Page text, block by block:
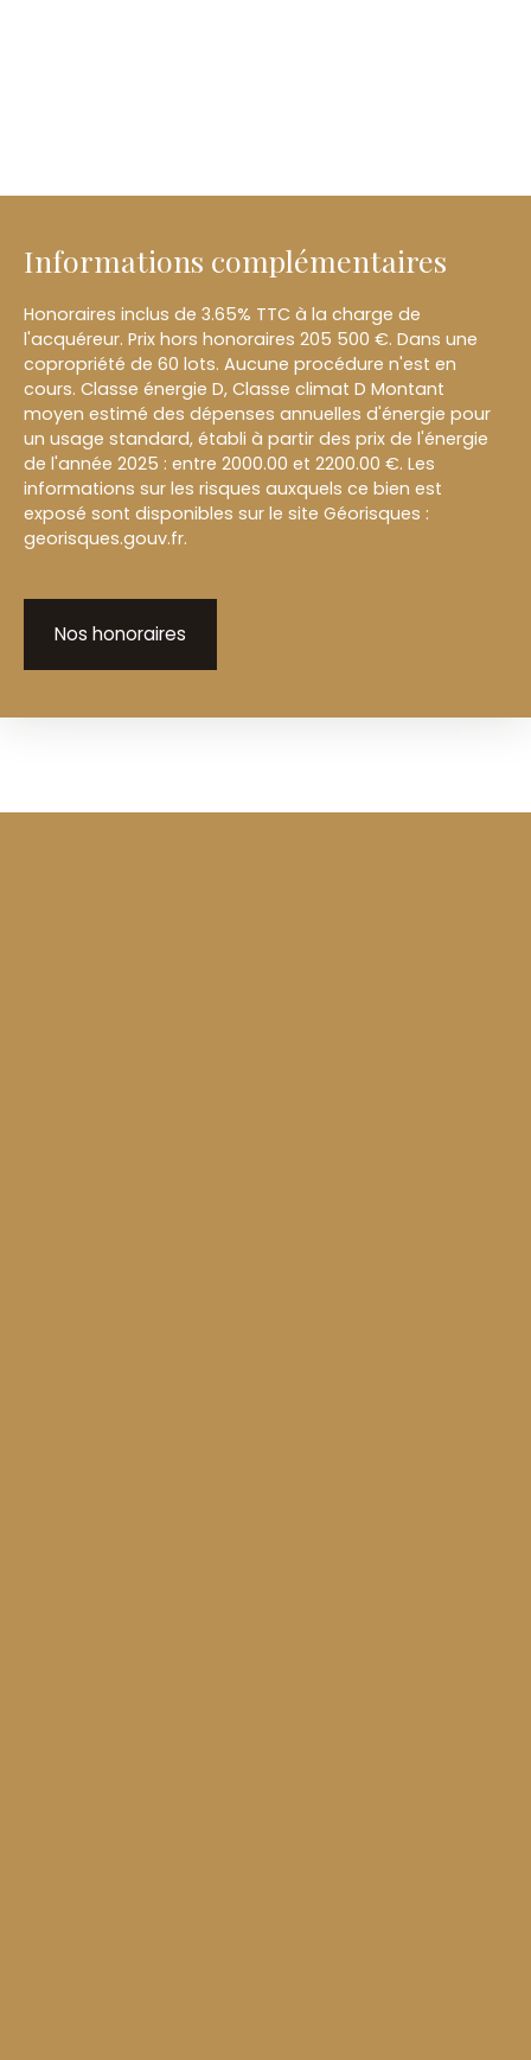
Informations complémentaires
Honoraires inclus de 3.65% TTC à la charge de
l'acquéreur. Prix hors honoraires 205 500 €. Dans une
copropriété de 60 lots. Aucune procédure n'est en
cours. Classe énergie D, Classe climat D Montant
moyen estimé des dépenses annuelles d'énergie pour
un usage standard, établi à partir des prix de l'énergie
de l'année 2025 : entre 2000.00 et 2200.00 €. Les
informations sur les risques auxquels ce bien est
exposé sont disponibles sur le site Géorisques :
georisques.gouv.fr.
Nos honoraires